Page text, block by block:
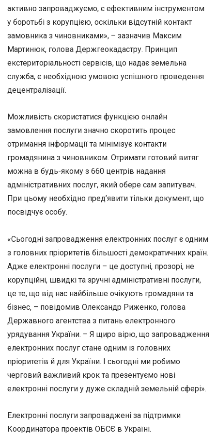
активно запроваджуємо, є ефективним інструментом
у боротьбі з корупцією, оскільки відсутній контакт
замовника з чиновниками», – зазначив Максим
Мартинюк, голова Держгеокадастру. Принцип
екстериторіальності сервісів, що надає земельна
служба, є необхідною умовою успішного проведення
децентралізації.
Можливість скористатися функцією онлайн
замовлення послуги значно скоротить процес
отримання інформації та мінімізує контакти
громадянина з чиновником. Отримати готовий витяг
можна в будь-якому з 660 центрів надання
адміністративних послуг, який обере сам запитувач.
При цьому необхідно пред’явити тільки документ, що
посвідчує особу.
«Сьогодні запровадження електронних послуг є одним
з головних пріоритетів більшості демократичних країн.
Адже електронні послуги – це доступні, прозорі, не
корупційні, швидкі та зручні адміністративні послуги,
це те, що від нас найбільше очікують громадяни та
бізнес, – повідомив Олександр Риженко, голова
Державного агентства з питань електронного
урядування України. – Я щиро вірю, що запровадження
електронних послуг стане одним із головних
пріоритетів й для України. І сьогодні ми робимо
черговий важливий крок та презентуємо нові
електронні послуги у дуже складній земельній сфері».
Електронні послуги запроваджені за підтримки
Координатора проектів ОБСЄ в Україні.